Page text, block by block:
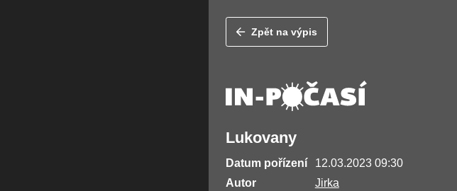
Zpět na výpis
Lukovany
Datum pořízení
12.03.2023 09:30
Autor
Jirka